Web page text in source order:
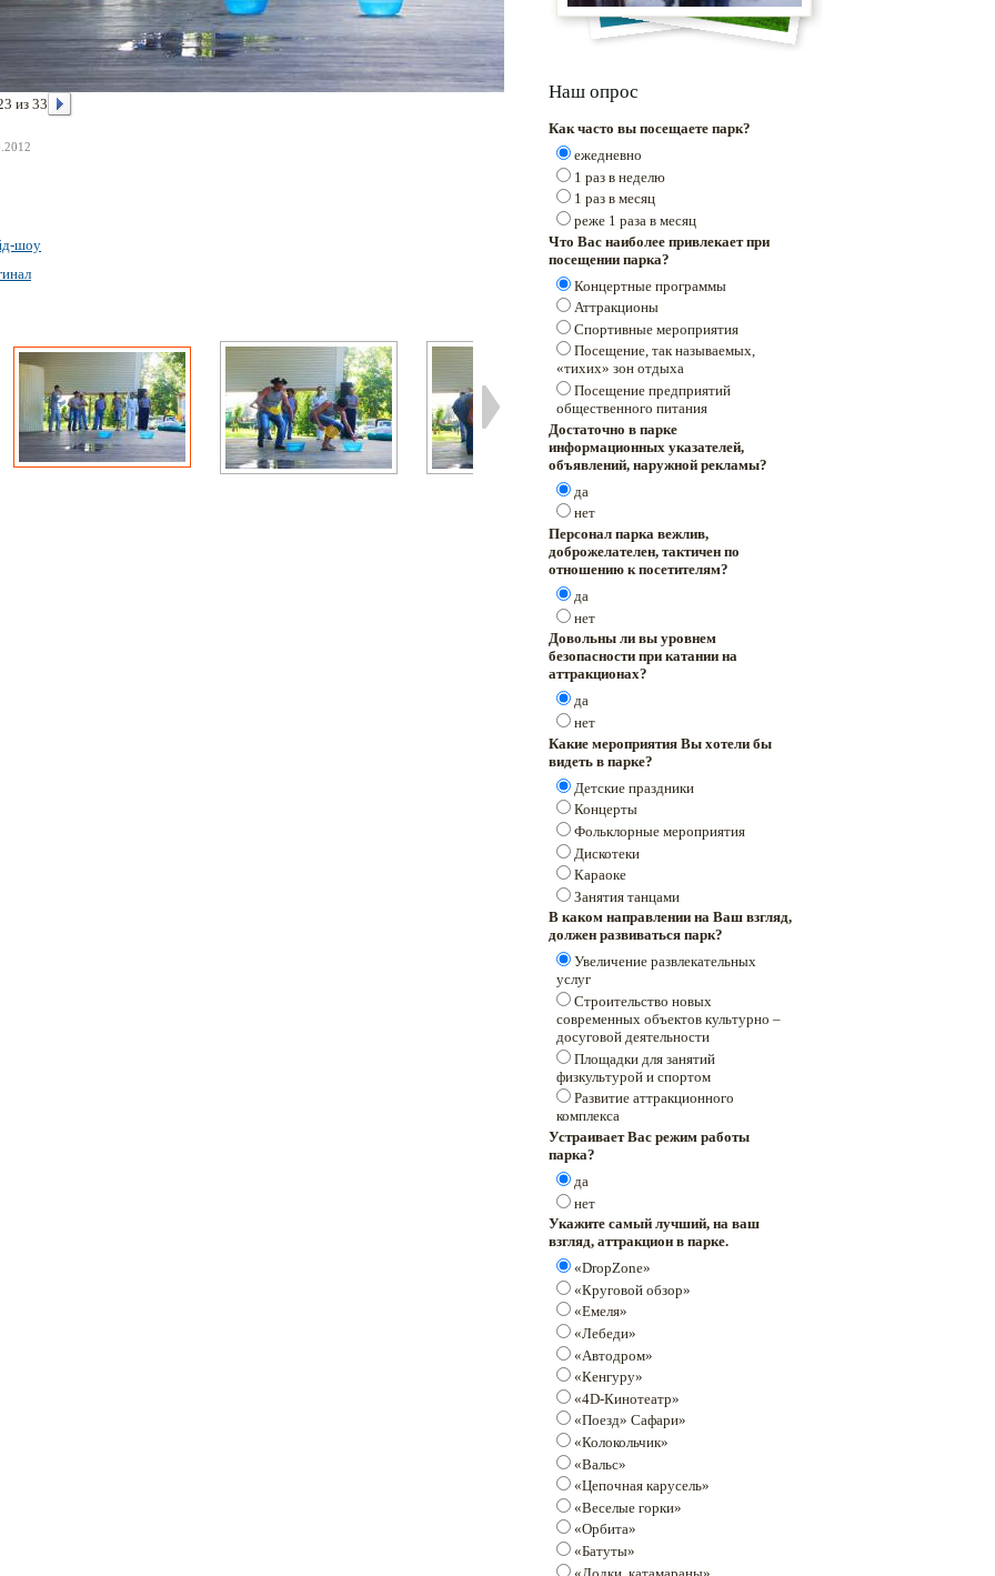
из 33
шоу
Наш опрос
Как часто вы посещаете парк?
ежедневно
1 раз в неделю
1 раз в месяц
реже 1 раза в месяц
Что Вас наиболее привлекает при
посещении парка?
Концертные программы
Аттракционы
Спортивные мероприятия
Посещение, так называемых,
«тихих» зон отдыха
Посещение предприятий
общественного питания
Достаточно в парке
информационных указателей,
объявлений, наружной рекламы?
да
нет
Персонал парка вежлив,
доброжелателен, тактичен по
отношению к посетителям?
да
нет
Довольны ли вы уровнем
безопасности при катании на
аттракционах?
да
нет
Какие мероприятия Вы хотели бы
видеть в парке?
Детские праздники
Концерты
Фольклорные мероприятия
Дискотеки
Караоке
Занятия танцами
В каком направлении на Ваш взгляд,
должен развиваться парк?
Увеличение развлекательных
услуг
Строительство новых
современных объектов культурно –
досуговой деятельности
Площадки для занятий
физкультурой и спортом
Развитие аттракционного
комплекса
Устраивает Вас режим работы
парка?
да
нет
Укажите самый лучший, на ваш
взгляд, аттракцион в парке.
«DropZone»
«Круговой обзор»
«Емеля»
«Лебеди»
«Автодром»
«Кенгуру»
«4D-Кинотеатр»
«Поезд» Сафари»
«Колокольчик»
«Вальс»
«Цепочная карусель»
«Веселые горки»
«Орбита»
«Батуты»